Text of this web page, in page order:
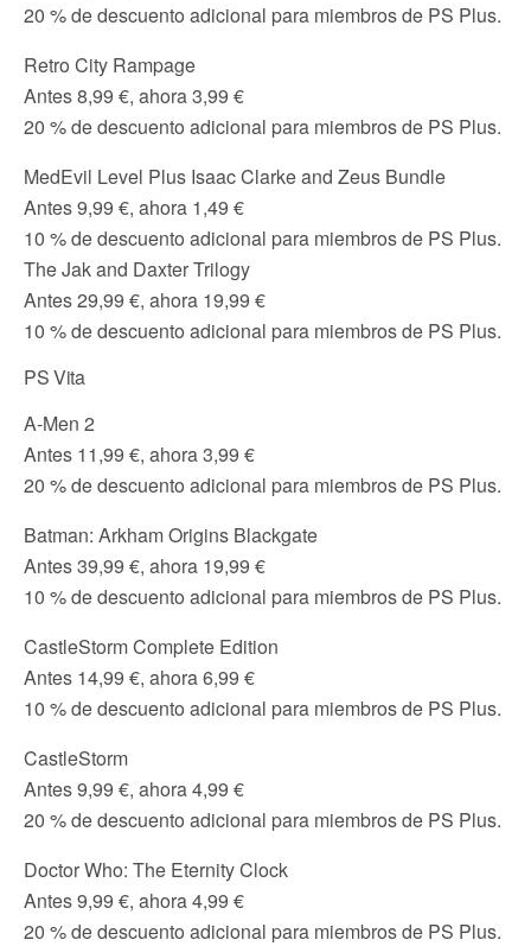
20 % de descuento adicional para miembros de PS Plus.
Retro City Rampage
Antes 8,99 €, ahora 3,99 €
20 % de descuento adicional para miembros de PS Plus.
MedEvil Level Plus Isaac Clarke and Zeus Bundle
Antes 9,99 €, ahora 1,49 €
10 % de descuento adicional para miembros de PS Plus.
The Jak and Daxter Trilogy
Antes 29,99 €, ahora 19,99 €
10 % de descuento adicional para miembros de PS Plus.
PS Vita
A-Men 2
Antes 11,99 €, ahora 3,99 €
20 % de descuento adicional para miembros de PS Plus.
Batman: Arkham Origins Blackgate
Antes 39,99 €, ahora 19,99 €
10 % de descuento adicional para miembros de PS Plus.
CastleStorm Complete Edition
Antes 14,99 €, ahora 6,99 €
10 % de descuento adicional para miembros de PS Plus.
CastleStorm
Antes 9,99 €, ahora 4,99 €
20 % de descuento adicional para miembros de PS Plus.
Doctor Who: The Eternity Clock
Antes 9,99 €, ahora 4,99 €
20 % de descuento adicional para miembros de PS Plus.